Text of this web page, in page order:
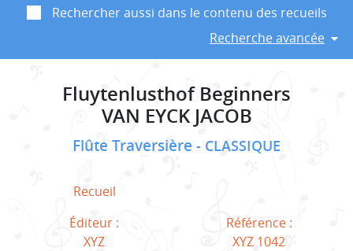
Rechercher aussi dans le contenu des recueils
Recherche avancée
Fluytenlusthof Beginners
VAN EYCK JACOB
Flûte Traversière CLASSIQUE
Recueil
Éditeur :
XYZ
Référence :
XYZ 1042